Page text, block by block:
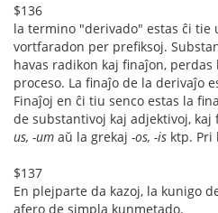
$136
la termino "derivado" estas ĉi tie
vortfaradon per prefiksoj.
havas radikon kaj finaĵon,
proceso. La finaĵo de la derivaĵo
Finaĵoj en ĉi tiu senco estas la
de substantivoj kaj adjektivoj,
us, -um aŭ la grekaj -os, -is ktp. Pri
$137
En plejparte da kazoj, la kunigo
afero de simpla kunmetado.